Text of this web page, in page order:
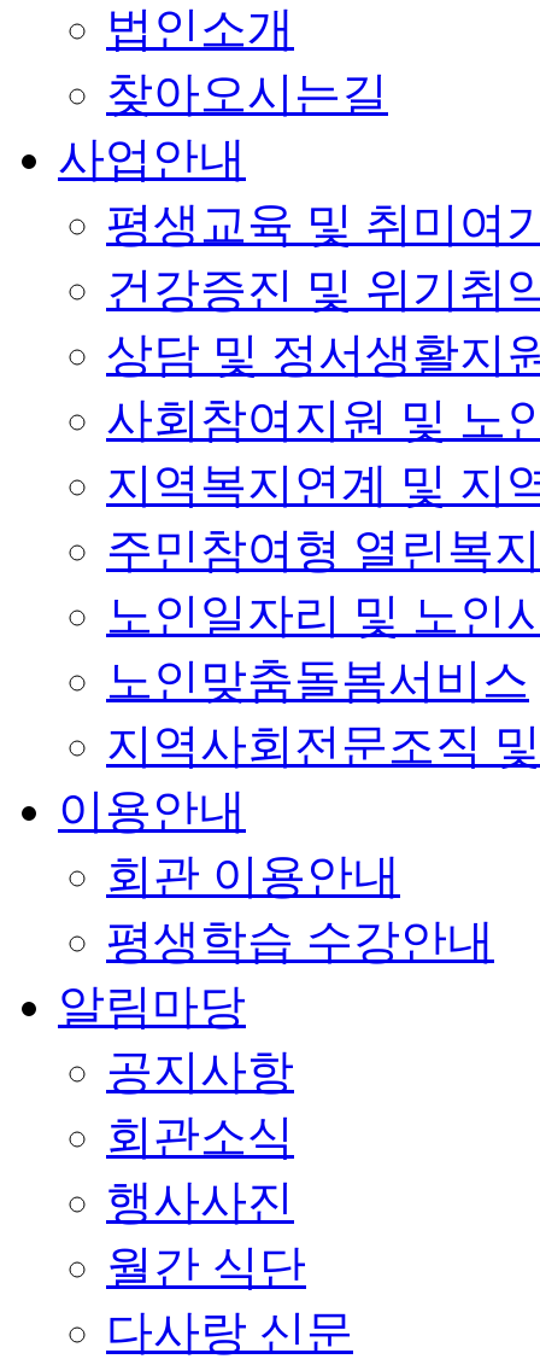
법인소개
찾아오시는길
사업안내
평생교육 및 취미여
건강증진 및 위기취
상담 및 정서생활지
사회참여지원 및 노
지역복지연계 및 지
주민참여형 열린복
노인일자리 및 노인
노인맞춤돌봄서비스
지역사회전문조직
이용안내
회관 이용안내
평생학습 수강안내
알림마당
공지사항
회관소식
행사사진
월간 식단
다사랑 신문